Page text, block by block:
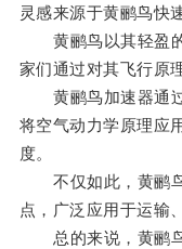
灵感来源于黄鹂鸟快
黄鹂鸟以其轻盈的
家们通过对其飞行原
黄鹂鸟加速器通过
将空气动力学原理应
度。
不仅如此，黄鹂鸟
点，广泛应用于运输
总的来说，黄鹂鸟